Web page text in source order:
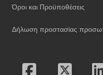
Όροι και Προϋποθέσεις
Δήλωση προστασίας